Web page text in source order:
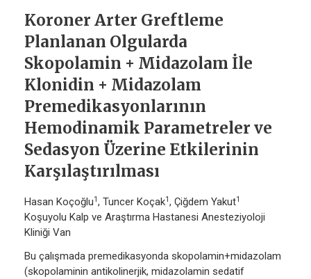
Koroner Arter Greftleme
Planlanan Olgularda
Skopolamin + Midazolam İle
Klonidin + Midazolam
Premedikasyonlarının
Hemodinamik Parametreler ve
Sedasyon Üzerine Etkilerinin
Karşılaştırılması
Hasan Koçoğlu1, Tuncer Koçak1, Çiğdem Yakut1
Koşuyolu Kalp ve Araştırma Hastanesi Anesteziyoloji
Kliniği Van
Bu çalışmada premedikasyonda skopolamin+midazolam
(skopolaminin antikolinerjik, midazolamin sedatif